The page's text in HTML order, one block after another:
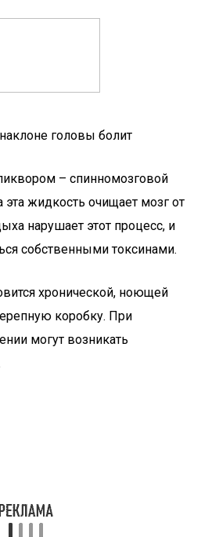
головы болит
– спинномозговой
жидкость очищает мозг от
нарушает этот процесс, и
собственными токсинами.
хронической, ноющей
коробку. При
могут возникать